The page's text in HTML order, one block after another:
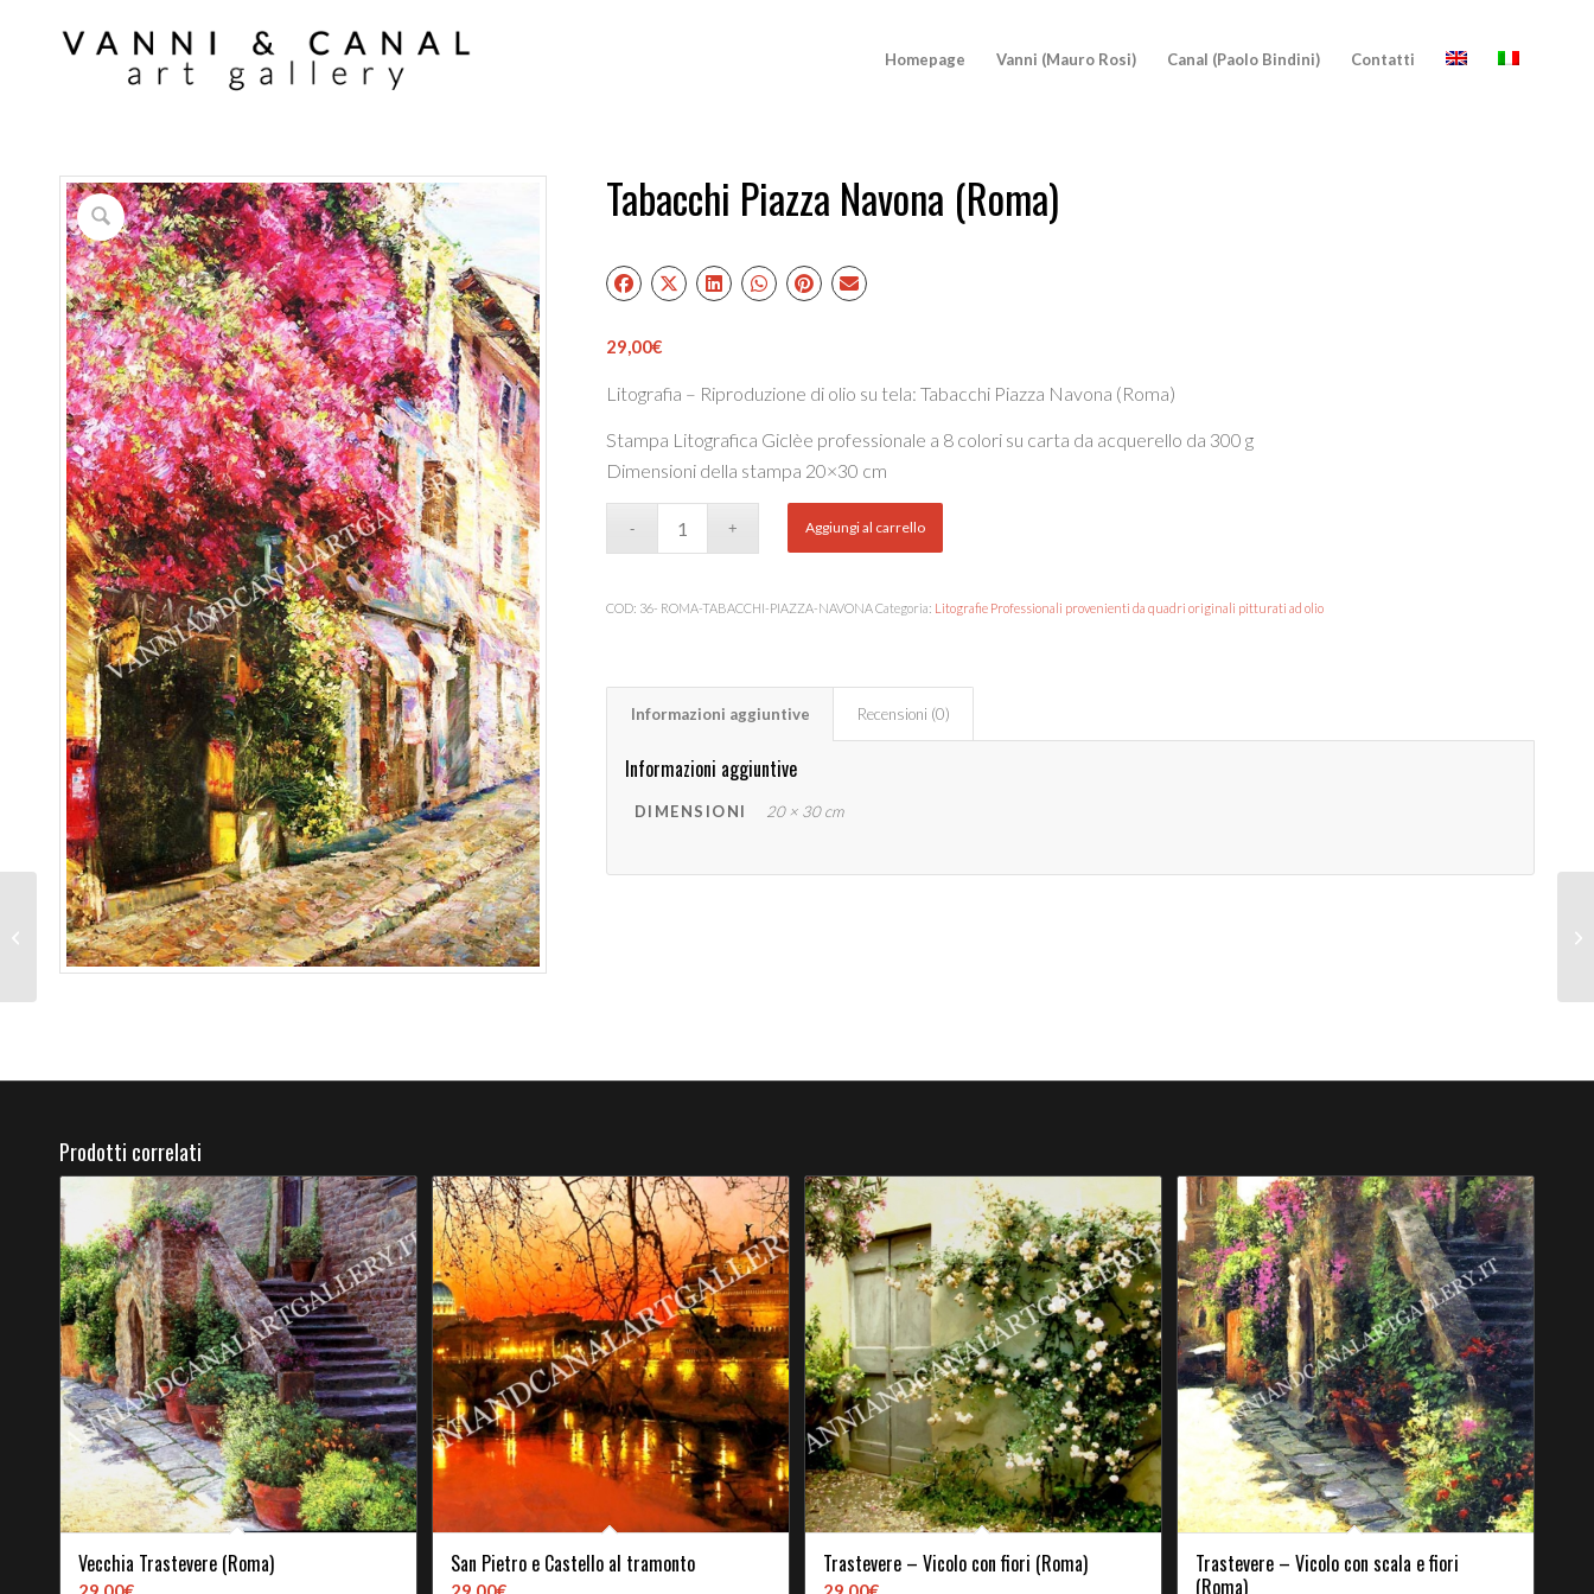
Homepage Vanni (Mauro Rosi) Canal (Paolo Bindini) Contatti
Tabacchi Piazza Navona (Roma)
29,00€
Litografia – Riproduzione di olio su tela: Tabacchi Piazza Navona (Roma)
Stampa Litografica Giclèe professionale a 8 colori su carta da acquerello da 300 g
Dimensioni della stampa 20×30 cm
Aggiungi al carrello
COD: 36- ROMA-TABACCHI-PIAZZA-NAVONACategoria: Litografie Professionali provenienti da quadri originali pitturati ad olio
Informazioni aggiuntive Recensioni (0)
Informazioni aggiuntive
DIMENSIONI 20 × 30 cm
Prodotti correlati
Vecchia Trastevere (Roma) San Pietro e Castello al tramonto Trastevere – Vicolo con fiori (Roma)
Trastevere – Vicolo con scala e fiori
(Roma)
Finestra di Trastevere
(Roma)